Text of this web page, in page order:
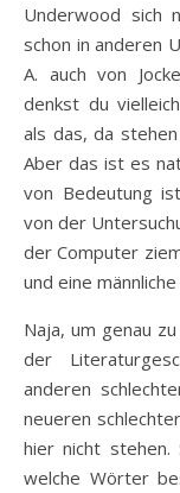
Underwood sich
schon in anderen
A. auch von
denkst du
als das, da
Aber das ist es
von Bedeutung
von der
der Computer
und eine
Naja, um genau
der
anderen
neueren
hier nicht stehen.
welche Wörter